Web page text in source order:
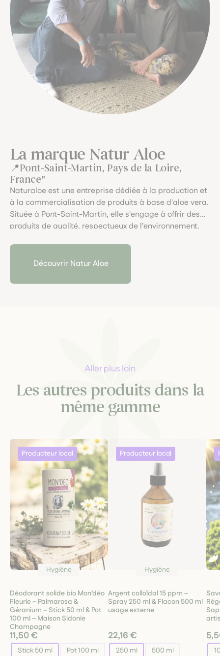
La marque Natur Aloe
Pont-Saint-Martin, Pays de la Loire,
France"
Naturaloe est une entreprise dédiée à la production et
à la commercialisation de produits à base d'aloe vera.
Située à Pont-Saint-Martin, elle s'engage à offrir des
produits de qualité, respectueux de l'environnement.
contrôlée pour garantir la pureté et l'efficacité des
extraits, permettant ainsi de bénéficier des nombreux
et le bien-être.
Découvrir Natur Aloe
Aller plus loin
Les autres produits dans la
même gamme
Hygiène
Déodorant solide bio Mon’déo
Fleurie – Palmarosa &
Géranium – Stick 50 ml & Pot
100 ml – Maison Sidonie
Champagne
11,50 €
Stick 50 ml Pot 100 ml
Hygiène
Argent colloïdal 15 ppm –
Spray 250 ml & Flacon 500 ml
usage externe
22,16 €
250 ml 500 ml